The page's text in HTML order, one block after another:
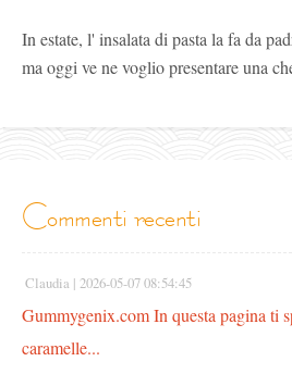
In estate, l' insalata di pasta la fa da
ma oggi ve ne voglio presentare una
commenti recenti
Claudia | 2026-05-07 08:54:45
Gummygenix.com In questa pagina ti
caramelle...